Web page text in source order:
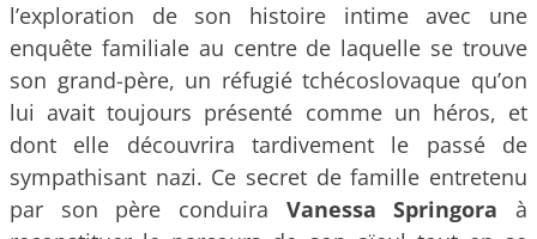
l’exploration de son histoire intime avec une
enquête familiale au centre de laquelle se trouve
son grand-père, un réfugié tchécoslovaque qu’on
lui avait toujours présenté comme un héros, et
dont elle découvrira tardivement le passé de
sympathisant nazi. Ce secret de famille entretenu
par son père conduira Vanessa Springora à